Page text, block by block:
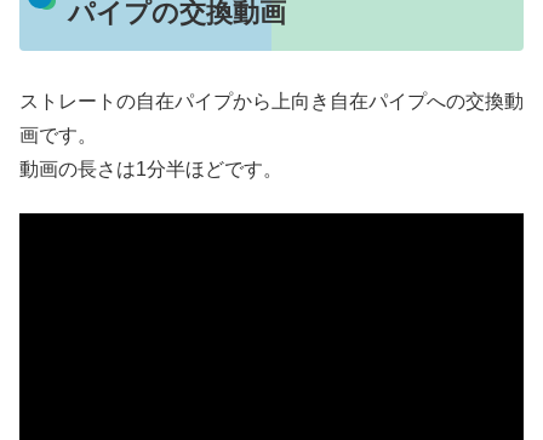
パイプの交換動画
ストレートの自在パイプから上向き自在パイプへの交換動
画です。
動画の長さは1分半ほどです。